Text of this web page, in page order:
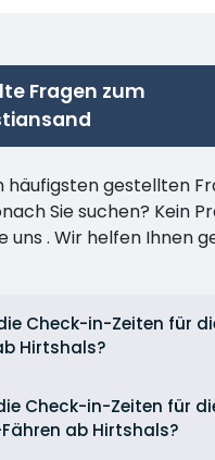
Fragen zum
häufigsten gestellten
Sie suchen? Kein
uns . Wir helfen Ihnen
Check-in-Zeiten für
Hirtshals?
Check-in-Zeiten für
ab Hirtshals?